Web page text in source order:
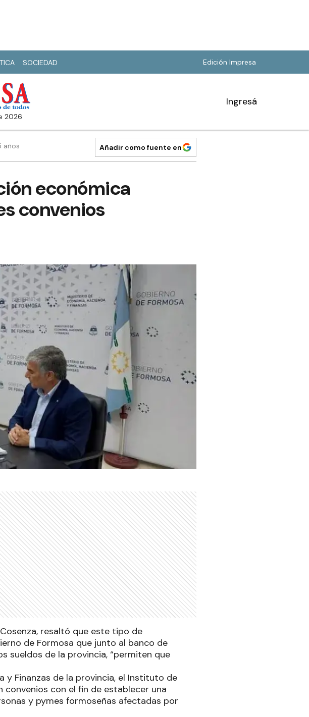
SOCIEDAD Edición Impresa
2026
Ingresá
años Añadir como fuente en
económica
convenios
resaltó que este tipo de
de Formosa que junto al banco de
sueldos de la provincia, “permiten que
y Finanzas de la provincia, el Instituto de
convenios con el fin de establecer una
y pymes formoseñas afectadas por